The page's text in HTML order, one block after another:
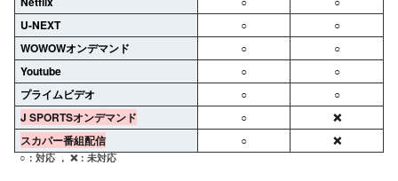
U-NEXT
○
○
WOWOWオンデマンド
○
○
Youtube
○
○
プライムビデオ
○
○
J SPORTSオンデマンド
○
❌
スカパー番組配信
○ ❌
○：対応 ， ❌：未対応